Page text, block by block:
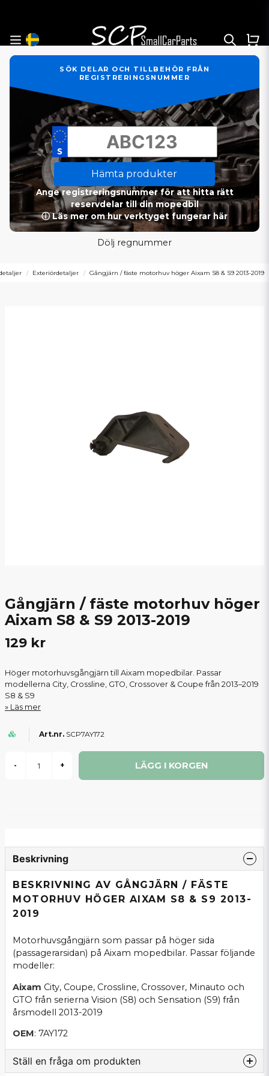
SÖK DELAR OCH TILLBEHÖR FRÅN
REGISTRERINGSNUMMER
Hämta produkter
Ange registreringsnummer för att hitta rätt
reservdelar till din mopedbil
ⓘ Läs mer om hur verktyget fungerar här
Dölj regnummer
Exteriördetaljer Gångjärn / fäste motorhuv höger Aixam S8 & S9 2013-2019
Gångjärn / fäste motorhuv höger
Aixam S8 & S9 2013-2019
129 kr
Höger motorhuvsgångjärn till Aixam mopedbilar. Passar
modellerna City, Crossline, GTO, Crossover & Coupe från 2013–2019
S8 & S9
Läs mer
SCP7AY172
- + LÄGG I KORGEN
Beskrivning
BESKRIVNING AV GÅNGJÄRN / FÄSTE
MOTORHUV HÖGER AIXAM S8 & S9 2013-
2019
Motorhuvsgångjärn som passar på höger sida
(passagerarsidan) på Aixam mopedbilar. Passar följande
modeller:
Aixam City, Coupe, Crossline, Crossover, Minauto och
GTO från serierna Vision (S8) och Sensation (S9) från
årsmodell 2013-2019
OEM: 7AY172
Ställ en fråga om produkten